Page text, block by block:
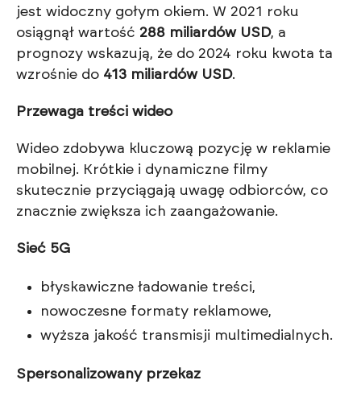
jest widoczny gołym okiem. W 2021 roku
osiągnął wartość 288 miliardów USD, a
prognozy wskazują, że do 2024 roku kwota ta
wzrośnie do 413 miliardów USD.
Przewaga treści wideo
Wideo zdobywa kluczową pozycję w reklamie
mobilnej. Krótkie i dynamiczne filmy
skutecznie przyciągają uwagę odbiorców, co
znacznie zwiększa ich zaangażowanie.
Sieć 5G
błyskawiczne ładowanie treści,
nowoczesne formaty reklamowe,
wyższa jakość transmisji multimedialnych.
Spersonalizowany przekaz